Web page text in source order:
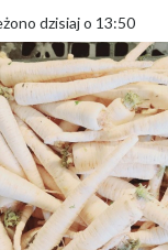
dzisiaj o 13:50